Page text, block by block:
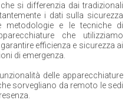
si differenzia dai tradizionali
i dati sulla sicurezza
metodologie e le tecniche di
che utilizziamo
efficienza e sicurezza ai
di emergenza.
delle apparecchiature
sorvegliano da remoto le sedi